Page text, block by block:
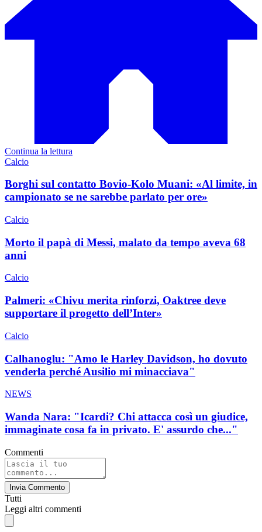
Continua la lettura
Calcio
Borghi sul contatto Bovio-Kolo Muani: «Al limite, in
campionato se ne sarebbe parlato per ore»
Calcio
Morto il papà di Messi, malato da tempo aveva 68
anni
Calcio
Palmeri: «Chivu merita rinforzi, Oaktree deve
supportare il progetto dell’Inter»
Calcio
Calhanoglu: "Amo le Harley Davidson, ho dovuto
venderla perché Ausilio mi minacciava"
NEWS
Wanda Nara: "Icardi? Chi attacca così un giudice,
immaginate cosa fa in privato. E' assurdo che..."
Commenti
Invia Commento
Tutti
Leggi altri commenti